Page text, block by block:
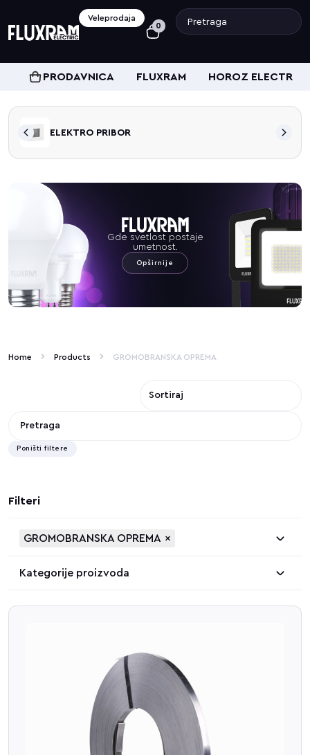
Veleprodaja
0
PRODAVNICA FLUXRAM HOROZ ELECTRIC
ELEKTRO PRIBOR
Gde svetlost postaje
umetnost.
Opširnije
Home Products GROMOBRANSKA OPREMA
Poništi filtere
Filteri
GROMOBRANSKA OPREMA ×
Kategorije proizvoda